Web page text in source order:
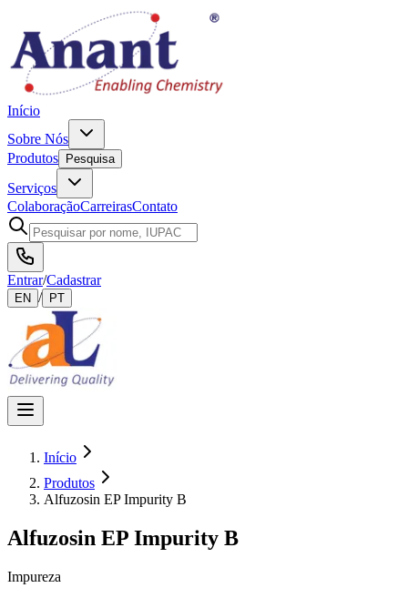
Início
Sobre Nós
Produtos
Pesquisa
Serviços
ColaboraçãoCarreirasContato
Entrar/Cadastrar
EN / PT
Início
Produtos
Alfuzosin EP Impurity B
Alfuzosin EP Impurity B
Impureza